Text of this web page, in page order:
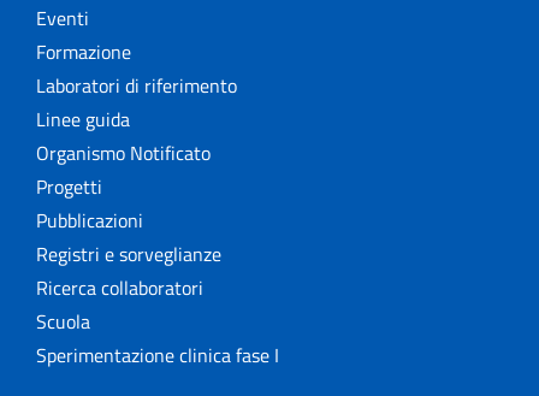
Eventi
Formazione
Laboratori di riferimento
Linee guida
Organismo Notificato
Progetti
Pubblicazioni
Registri e sorveglianze
Ricerca collaboratori
Scuola
Sperimentazione clinica fase I